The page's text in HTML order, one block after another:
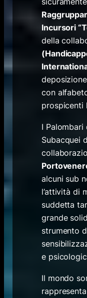
Incursori
della
con
prospicenti
I Palombari
Subacquei
alcuni sub
l’attività di
suddetta
grande
strumento
e
Il mondo